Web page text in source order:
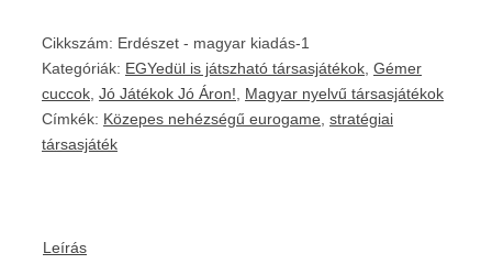
Cikkszám: Erdészet - magyar kiadás-1
Kategóriák: EGYedül is játszható társasjátékok Gémer
cuccok Jó Játékok Jó Áron!
Magyar nyelvű társasjátékok
Címkék: Közepes nehézségű eurogame stratégiai
társasjáték
Leírás